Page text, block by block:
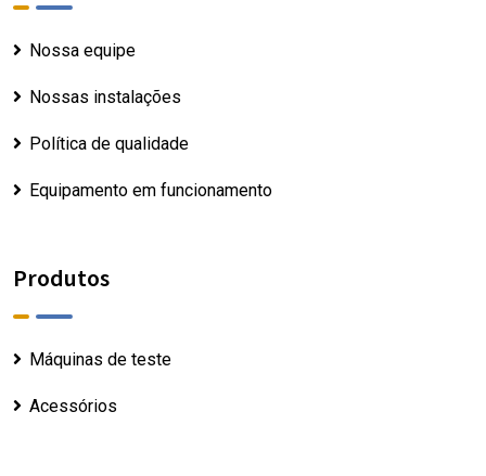
Nossa equipe
Nossas instalações
Política de qualidade
Equipamento em funcionamento
Produtos
Máquinas de teste
Acessórios